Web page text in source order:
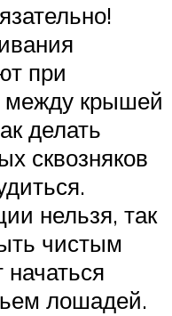
при
между крышей
делать
сквозняков
нельзя, так
чистым
лошадей.